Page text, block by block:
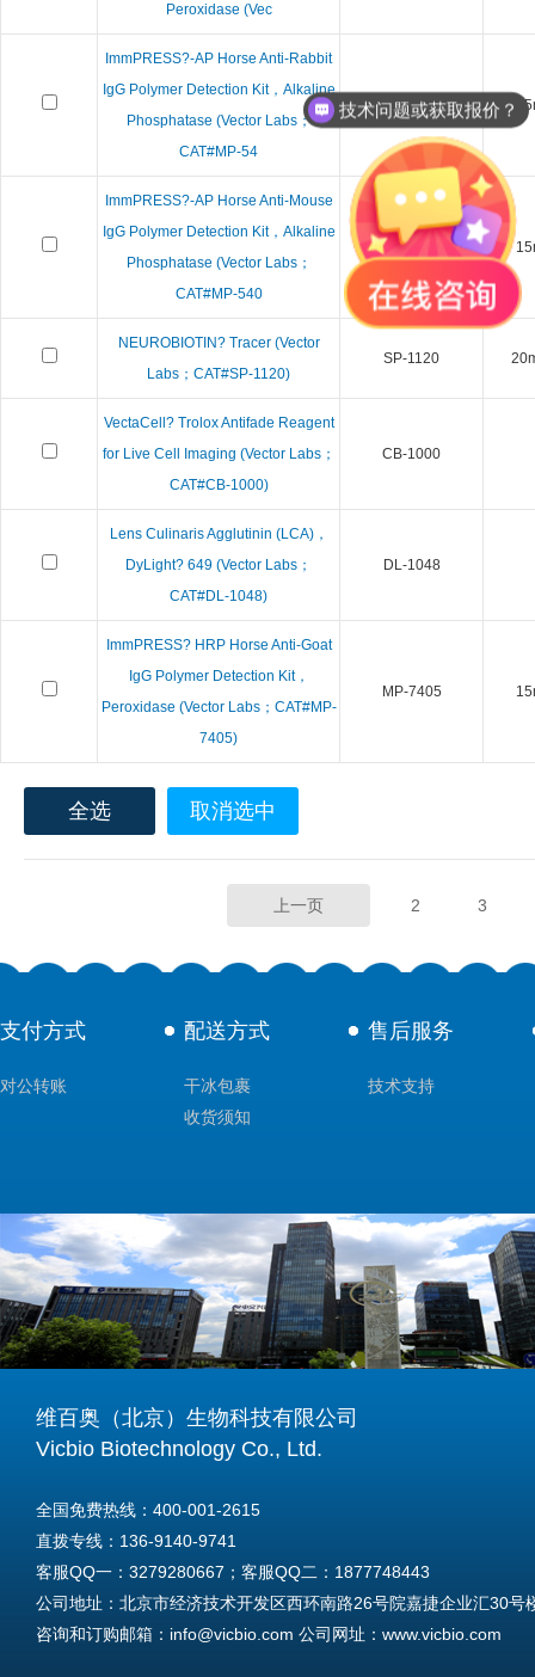
Peroxidase (Vec
ImmPRESS?-AP Horse Anti-Rabbit
IgG Polymer Detection Kit，Alkaline
Phosphatase (Vector Labs；
CAT#MP-54
MP-5401
ImmPRESS?-AP Horse Anti-Mouse
IgG Polymer Detection Kit，Alkaline
Phosphatase (Vector Labs；
CAT#MP-540
MP-5402
NEUROBIOTIN? Tracer (Vector
Labs；CAT#SP-1120)
SP-1120
VectaCell? Trolox Antifade Reagent
for Live Cell Imaging (Vector Labs；
CAT#CB-1000)
CB-1000
Lens Culinaris Agglutinin (LCA)，
DyLight? 649 (Vector Labs；
CAT#DL-1048)
DL-1048
ImmPRESS? HRP Horse Anti-Goat
IgG Polymer Detection Kit，
Peroxidase (Vector Labs；CAT#MP-
7405)
MP-7405
全选 取消选中
上一页 2 3
支付方式
对公转账
配送方式
干冰包裹
收货须知
售后服务
技术支持
维百奥（北京）生物科技有限公司
Vicbio Biotechnology Co., Ltd.
全国免费热线：400-001-2615
直拨专线：136-9140-9741
客服QQ一：3279280667；客服QQ二：1877748443
公司地址：北京市经济技术开发区西环南路26号院嘉捷企业汇30号
咨询和订购邮箱：info@vicbio.com 公司网址：www.vicbio.com
技术问题或获取报价？